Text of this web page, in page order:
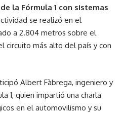
la Fórmula 1 con sistemas
se realizó en el
a 2.804 metros sobre el
circuito más alto del país y con
Albert Fàbrega, ingeniero y
1, quien impartió una charla
en el automovilismo y su